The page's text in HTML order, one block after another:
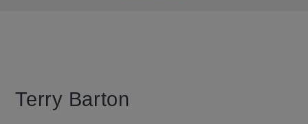
Terry Barton